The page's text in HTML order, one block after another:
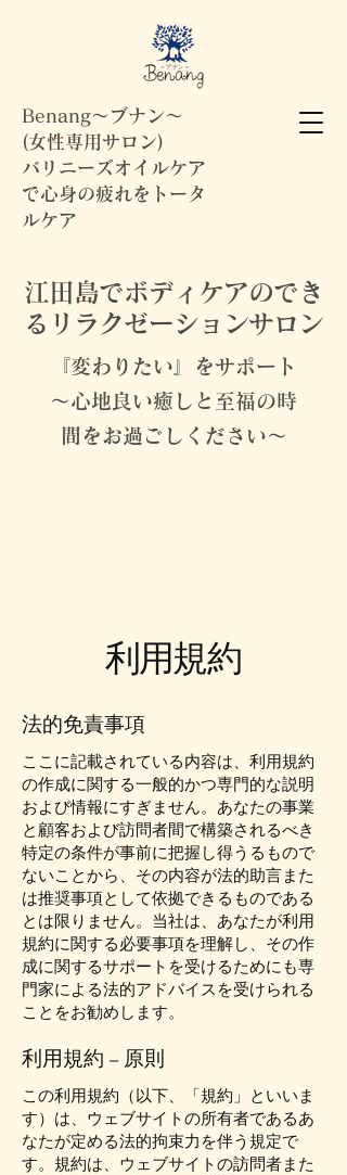
江田島でボディケアのでき
るリラクゼーションサロン
『変わりたい』をサポート
～心地良い癒しと至福の時
間をお過ごしください～
Benang～ブナン～
(女性専用サロン)
バリニーズオイルケア
で心身の疲れをトータ
ルケア
利用規約
法的免責事項
ここに記載されている内容は、利用規約
の作成に関する一般的かつ専門的な説明
および情報にすぎません。あなたの事業
と顧客および訪問者間で構築されるべき
特定の条件が事前に把握し得うるもので
ないことから、その内容が法的助言また
は推奨事項として依拠できるものである
とは限りません。当社は、あなたが利用
規約に関する必要事項を理解し、その作
成に関するサポートを受けるためにも専
門家による法的アドバイスを受けられる
ことをお勧めします。
利用規約 – 原則
この利用規約（以下、「規約」といいま
す）は、ウェブサイトの所有者であるあ
なたが定める法的拘束力を伴う規定で
す。規約は、ウェブサイトの訪問者また